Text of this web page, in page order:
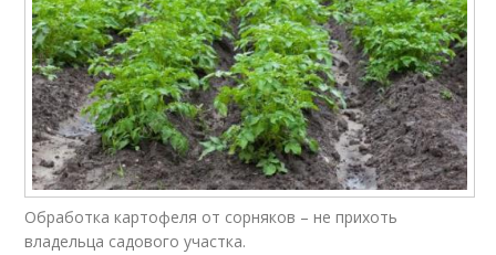
Обработка картофеля от сорняков – не прихоть
владельца садового участка.